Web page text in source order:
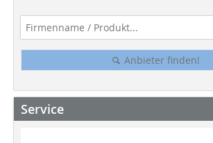
Anbieter finden!
Service